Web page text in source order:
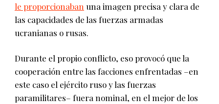
le proporcionaban una imagen precisa y clara de
las capacidades de las fuerzas armadas
ucranianas o rusas.
Durante el propio conflicto, eso provocó que la
cooperación entre las facciones enfrentadas –en
este caso el ejército ruso y las fuerzas
paramilitares– fuera nominal, en el mejor de los